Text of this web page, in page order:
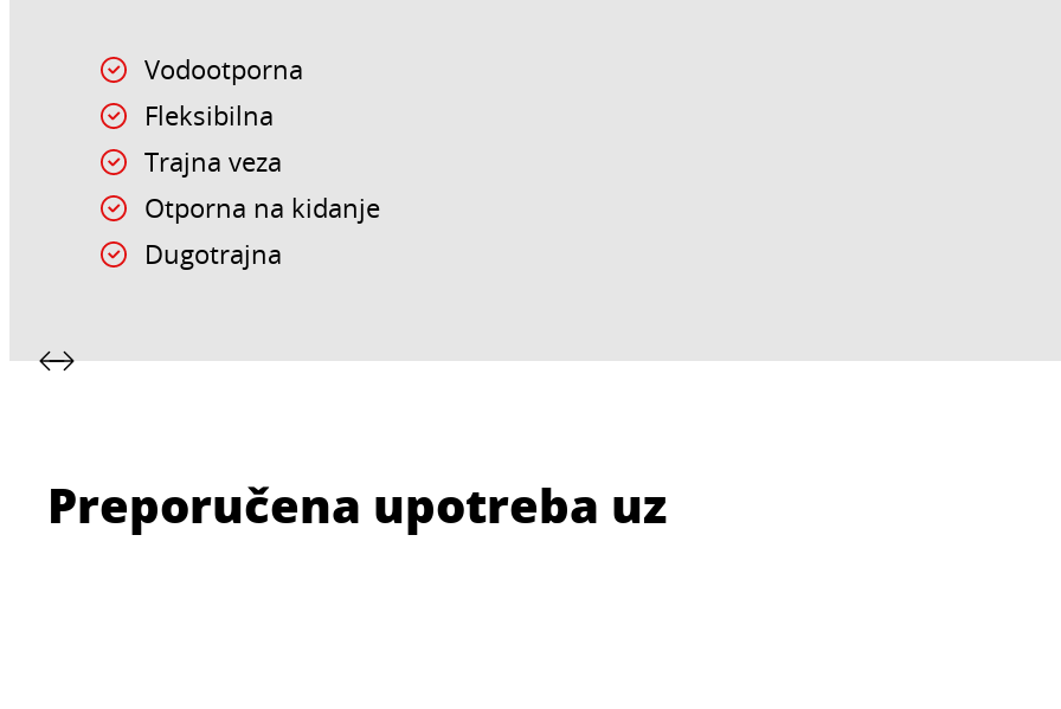
Vodootporna
Fleksibilna
Trajna veza
Otporna na kidanje
Dugotrajna
Preporučena upotreba uz